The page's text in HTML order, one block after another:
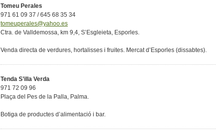
Tomeu Perales
971 61 09 37 / 645 68 35 34
tomeuperales@yahoo.es
Ctra. de Valldemossa, km 9,4, S’Esgleieta, Esporles.
Venda directa de verdures, hortalisses i fruites. Mercat d’Esporles (dissabtes).
Tenda S’illa Verda
971 72 09 96
Plaça del Pes de la Palla, Palma.
Botiga de productes d’alimentació i bar.